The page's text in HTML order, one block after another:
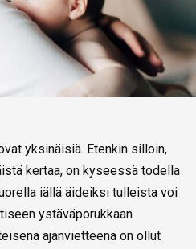
yksinäisiä. Etenkin silloin,
kertaa, on kyseessä todella
iällä äideiksi tulleista voi
ystäväporukkaan
ajanvietteenä on ollut